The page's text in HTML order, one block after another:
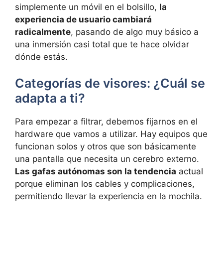
simplemente un móvil en el bolsillo, la
experiencia de usuario cambiará
radicalmente, pasando de algo muy básico a
una inmersión casi total que te hace olvidar
dónde estás.
Categorías de visores: ¿Cuál se
adapta a ti?
Para empezar a filtrar, debemos fijarnos en el
hardware que vamos a utilizar. Hay equipos que
funcionan solos y otros que son básicamente
una pantalla que necesita un cerebro externo.
Las gafas autónomas son la tendencia actual
porque eliminan los cables y complicaciones,
permitiendo llevar la experiencia en la mochila.